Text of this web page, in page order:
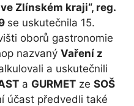
Zlínském kraji“, reg.
se uskutečnila 15.
oborů gastronomie
nazvaný Vaření z
a uskutečnili
a GURMET ze SOŠ
účast předvedli také